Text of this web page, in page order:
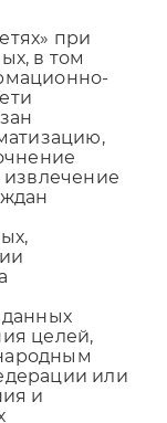
при
в том
целей,
или
и